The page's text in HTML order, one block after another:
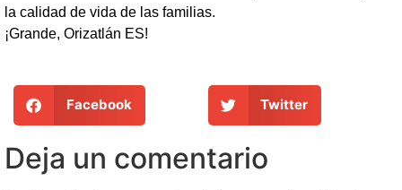
la calidad de vida de las familias.
¡Grande, Orizatlán ES!
Facebook Twitter
Deja un comentario